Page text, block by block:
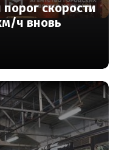
скорости
ч вновь